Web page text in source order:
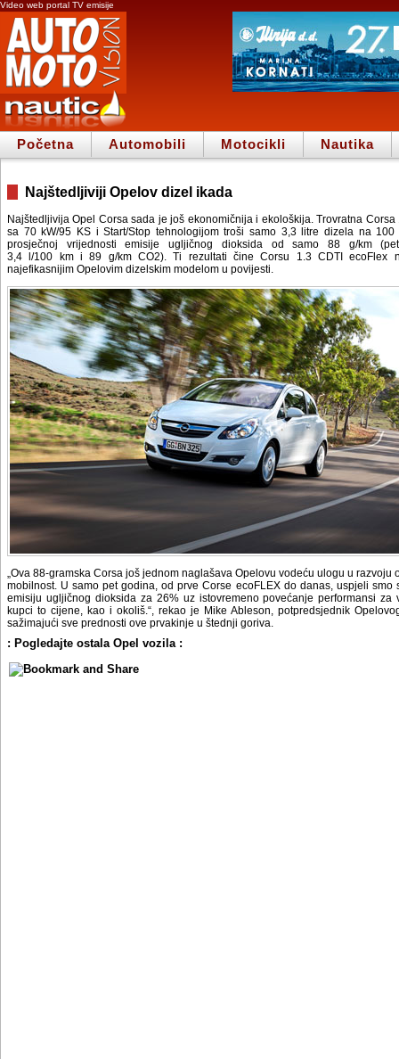
Video web portal TV emisije
Početna Automobili Motocikli Nautika
Najštedljiviji Opelov dizel ikada
Najštedljivija Opel Corsa sada je još ekonomičnija i ekološkija. Trovratna Corsa
sa 70 kW/95 KS i Start/Stop tehnologijom troši samo 3,3 litre dizela na 100
prosječnoj vrijednosti emisije ugljičnog dioksida od samo 88 g/km
3,4 l/100 km i 89 g/km CO2). Ti rezultati čine Corsu 1.3 CDTI ecoFlex
najefikasnijim Opelovim dizelskim modelom u povijesti.
„Ova 88-gramska Corsa još jednom naglašava Opelovu vodeću ulogu u razvoju
mobilnost. U samo pet godina, od prve Corse ecoFLEX do danas, uspjeli smo
emisiju ugljičnog dioksida za 26% uz istovremeno povećanje performansi za
kupci to cijene, kao i okoliš.“, rekao je Mike Ableson, potpredsjednik
sažimajući sve prednosti ove prvakinje u štednji goriva.
: Pogledajte ostala Opel vozila :